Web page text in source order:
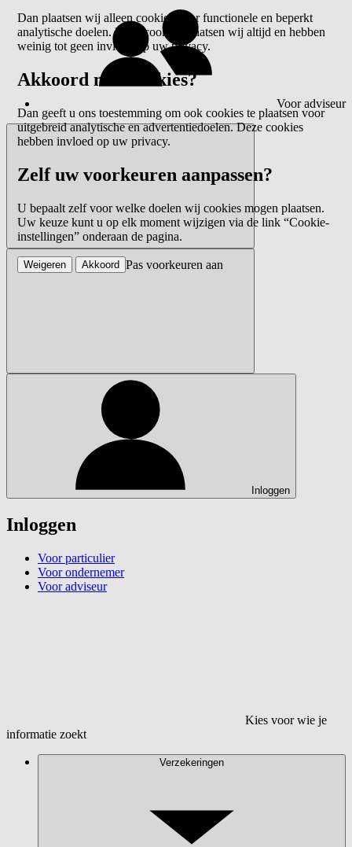
Voor adviseur
Inloggen
Inloggen
Voor particulier
Voor ondernemer
Voor adviseur
Kies voor wie je
informatie zoekt
Verzekeringen
Dan plaatsen wij alleen cookies voor functionele en beperkt
analytische doelen. Deze cookies plaatsen wij altijd en hebben
weinig tot geen invloed op uw privacy.
Akkoord met cookies?
Dan geeft u ons toestemming om ook cookies te plaatsen voor
uitgebreid analytische en advertentiedoelen. Deze cookies
hebben invloed op uw privacy.
Zelf uw voorkeuren aanpassen?
U bepaalt zelf voor welke doelen wij cookies mogen plaatsen.
Uw keuze kunt u op elk moment wijzigen via de link “Cookie-
instellingen” onderaan de pagina.
Pas voorkeuren aan
Weigeren Akkoord